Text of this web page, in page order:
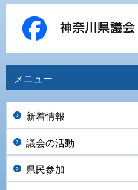
メニュー
新着情報
議会の活動
県民参加